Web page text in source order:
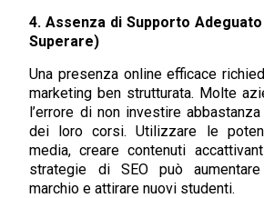
4. Assenza di Supporto
Superare)
Una presenza online efficace
marketing ben strutturata. Molte
l’errore di non investire
dei loro corsi. Utilizzare le
media, creare contenuti
strategie di SEO può
marchio e attirare nuovi studenti.